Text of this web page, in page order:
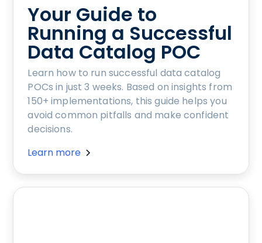
Your Guide to
Running a Successful
Data Catalog POC
Learn how to run successful data catalog
POCs in just 3 weeks. Based on insights from
150+ implementations, this guide helps you
avoid common pitfalls and make confident
decisions.
Learn more